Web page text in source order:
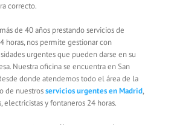
correcto.
de 40 años prestando servicios de
horas, nos permite gestionar con
urgentes que pueden darse en su
Nuestra oficina se encuentra en San
donde atendemos todo el área de la
de nuestrosservicios urgentes en Madrid,
electricistas y fontaneros 24 horas.